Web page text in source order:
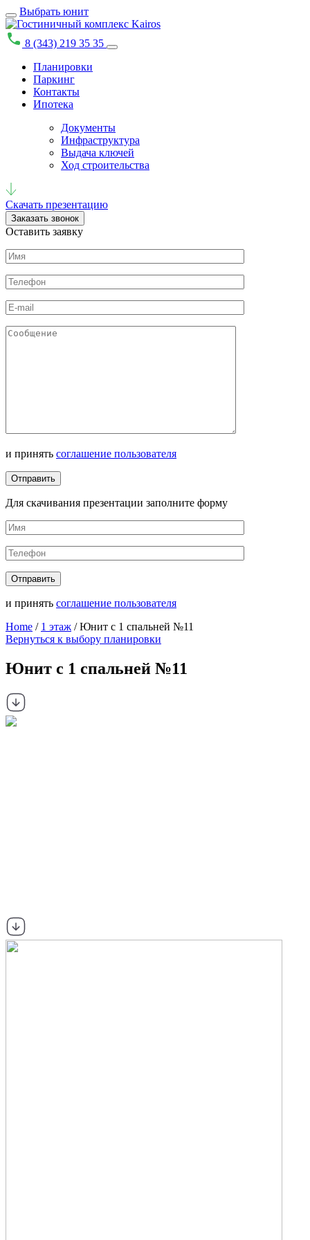
Выбрать юнит
8 (343) 219 35 35
Планировки
Паркинг
Контакты
Ипотека
Документы
Инфраструктура
Выдача ключей
Ход строительства
Скачать презентацию
Заказать звонок
Оставить заявку
и принять соглашение пользователя
Для скачивания презентации заполните форму
и принять соглашение пользователя
Home / 1 этаж / Юнит с 1 спальней №11
Вернуться к выбору планировки
Юнит с 1 спальней №11